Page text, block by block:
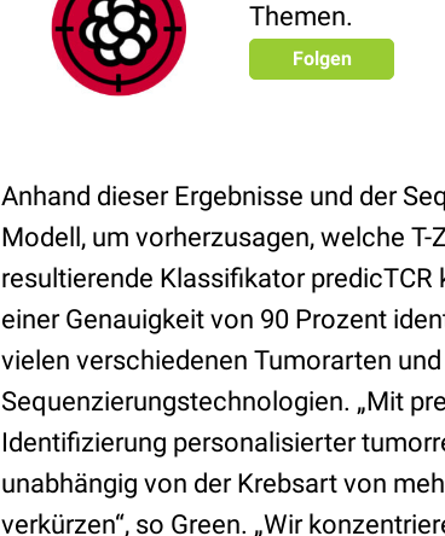
Themen.
Folgen
Anhand dieser Ergebnisse und der
Modell, um vorherzusagen, welche
resultierende Klassifikator
einer Genauigkeit von 90 Prozent
vielen verschiedenen Tumorarten
Sequenzierungstechnologien. „Mit
Identifizierung personalisierter
unabhängig von der Krebsart von
verkürzen“, so Green. „Wir